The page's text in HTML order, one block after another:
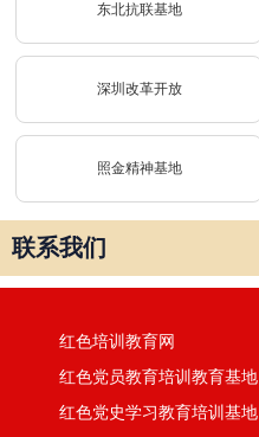
东北抗联基地
深圳改革开放
照金精神基地
联系我们
红色培训教育网
红色党员教育培训教育基地
红色党史学习教育培训基地